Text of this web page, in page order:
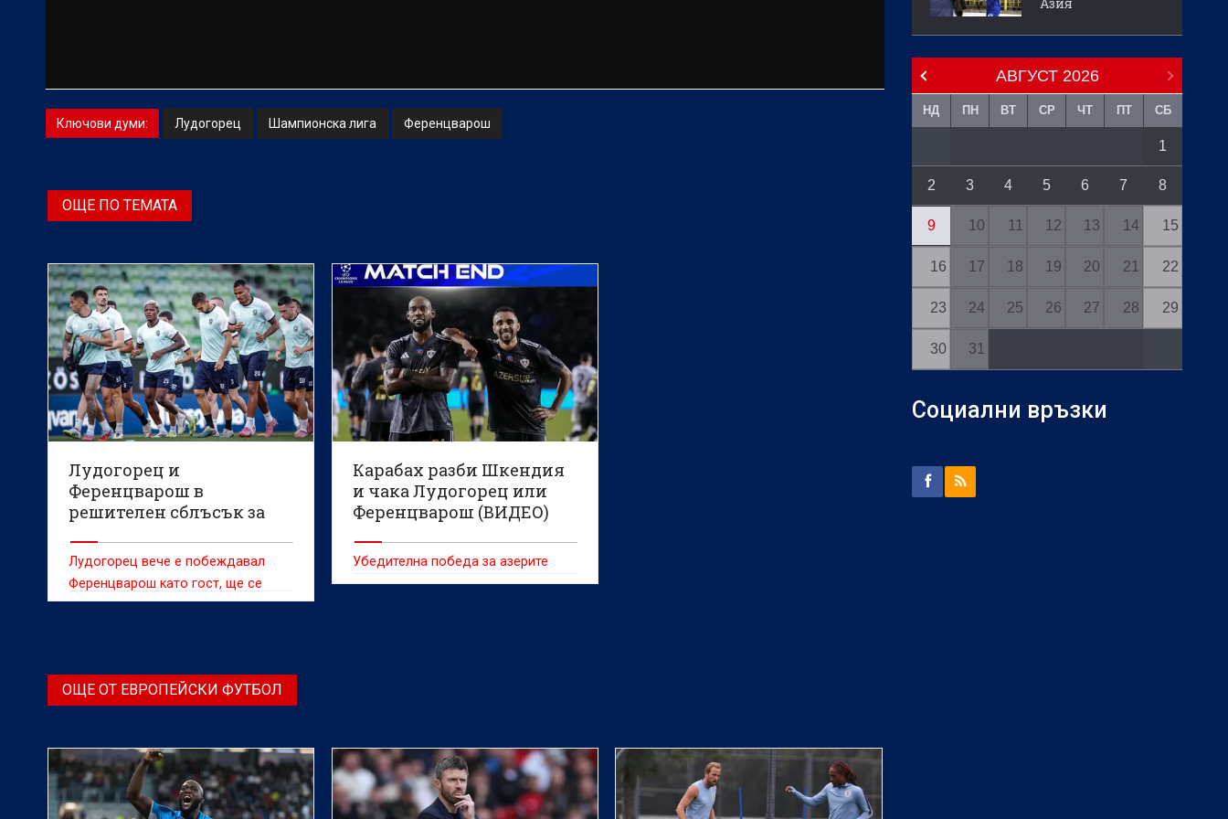
Ключови думи: Лудогорец Шампионска лига Ференцварош
ОЩЕ ПО ТЕМАТА
Лудогорец и
Ференцварош в
решителен сблъсък за
Лудогорец вече е побеждавал
Ференцварош като гост, ще се
опита да го направи пак
Карабах разби Шкендия
и чака Лудогорец или
Ференцварош (ВИДЕО)
Убедителна победа за азерите
ОЩЕ ОТ ЕВРОПЕЙСКИ ФУТБОЛ
АВГУСТ 2026
НД ПН ВТ СР ЧТ ПТ СБ
1
2 3 4 5 6 7 8
9 10 11 12 13 14 15
16 17 18 19 20 21 22
23 24 25 26 27 28 29
30 31
Социални връзки